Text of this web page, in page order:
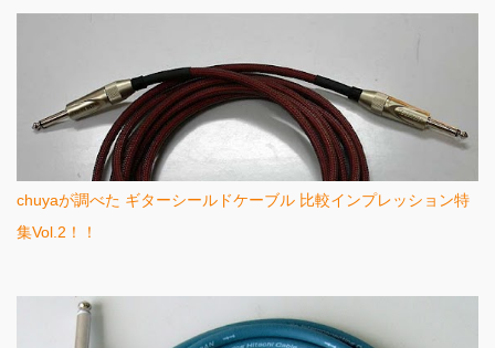
chuyaが調べた ギターシールドケーブル 比較インプレッション特
集Vol.2！！